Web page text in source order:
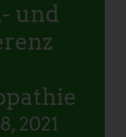
und
2021